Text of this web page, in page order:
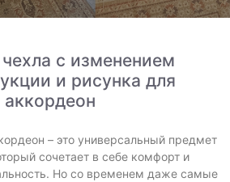
с изменением
и рисунка для
аккордеон
– это универсальный предмет
сочетает в себе комфорт и
Но со временем даже самые